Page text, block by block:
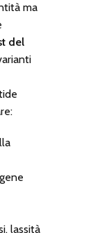
ma
del
lassità